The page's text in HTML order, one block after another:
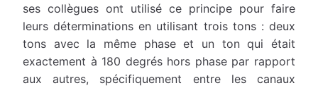
ses collègues ont utilisé ce principe pour faire
leurs déterminations en utilisant trois tons : deux
tons avec la même phase et un ton qui était
exactement à 180 degrés hors phase par rapport
aux autres, spécifiquement entre les canaux